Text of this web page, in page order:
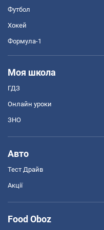
Футбол
Хокей
Формула-1
Моя школа
ГДЗ
Онлайн уроки
ЗНО
Авто
Тест Драйв
Акції
Food Oboz